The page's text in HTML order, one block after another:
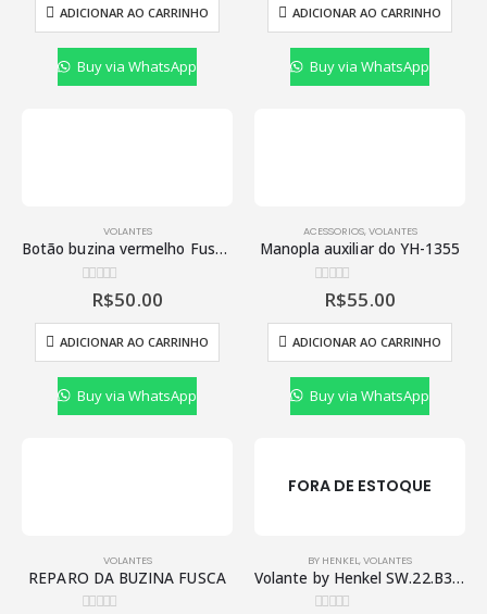
ADICIONAR AO CARRINHO
Buy via WhatsApp
ADICIONAR AO CARRINHO
Buy via WhatsApp
VOLANTES
Botão buzina vermelho Fusca c/friso
de 5
R$50.00
ADICIONAR AO CARRINHO
Buy via WhatsApp
ACESSORIOS,VOLANTES
Manopla auxiliar do YH-1355
de 5
R$55.00
ADICIONAR AO CARRINHO
Buy via WhatsApp
VOLANTES
REPARO DA BUZINA FUSCA
FORA DE ESTOQUE
BY HENKEL ,VOLANTES
Volante by Henkel SW.22.B350.RSHL05